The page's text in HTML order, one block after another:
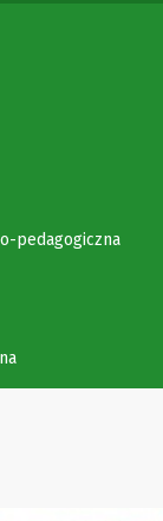
pedagogiczna